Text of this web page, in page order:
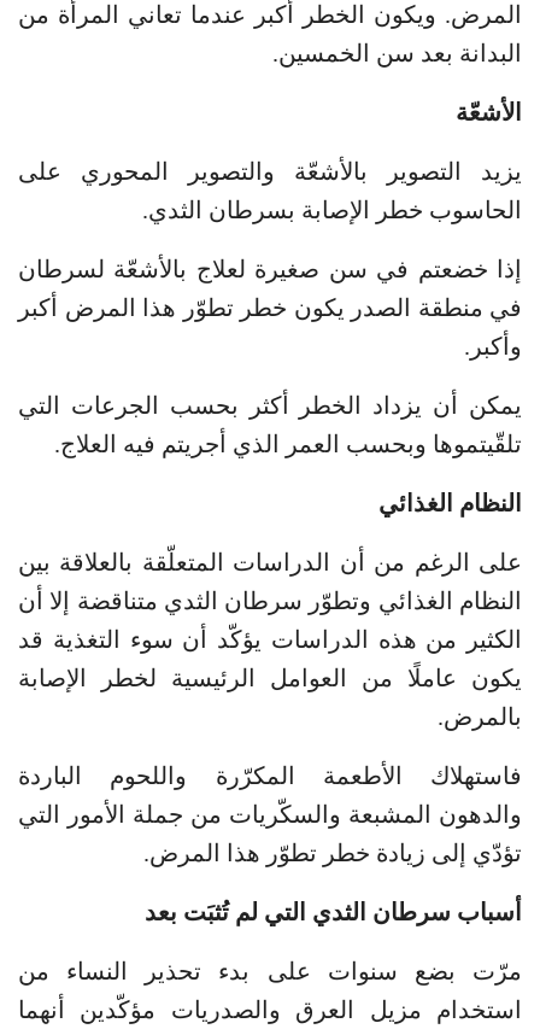
المرض. ويكون الخطر أكبر عندما تعاني المرأة من
البدانة بعد سن الخمسين.
الأشعّة
يزيد التصوير بالأشعّة والتصوير المحوري على
الحاسوب خطر الإصابة بسرطان الثدي.
إذا خضعتم في سن صغيرة لعلاج بالأشعّة لسرطان
في منطقة الصدر يكون خطر تطوّر هذا المرض أكبر
وأكبر.
يمكن أن يزداد الخطر أكثر بحسب الجرعات التي
تلقّيتموها وبحسب العمر الذي أجريتم فيه العلاج.
النظام الغذائي
على الرغم من أن الدراسات المتعلّقة بالعلاقة بين
النظام الغذائي وتطوّر سرطان الثدي متناقضة إلا أن
الكثير من هذه الدراسات يؤكّد أن سوء التغذية قد
يكون عاملًا من العوامل الرئيسية لخطر الإصابة
بالمرض.
فاستهلاك الأطعمة المكرّرة واللحوم الباردة
والدهون المشبعة والسكّريات من جملة الأمور التي
تؤدّي إلى زيادة خطر تطوّر هذا المرض.
أسباب سرطان الثدي التي لم تُثبَت بعد
مرّت بضع سنوات على بدء تحذير النساء من
استخدام مزيل العرق والصدريات مؤكّدين أنهما